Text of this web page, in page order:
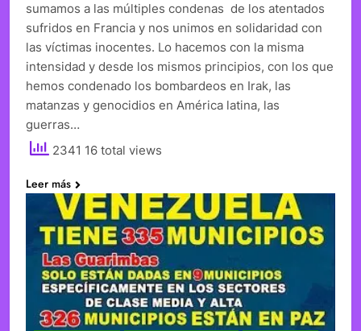
sumamos a las múltiples condenas de los atentados
sufridos en Francia y nos unimos en solidaridad con
las víctimas inocentes. Lo hacemos con la misma
intensidad y desde los mismos principios, con los que
hemos condenado los bombardeos en Irak, las
matanzas y genocidios en América latina, las
guerras…
2341 16 total views
Leer más